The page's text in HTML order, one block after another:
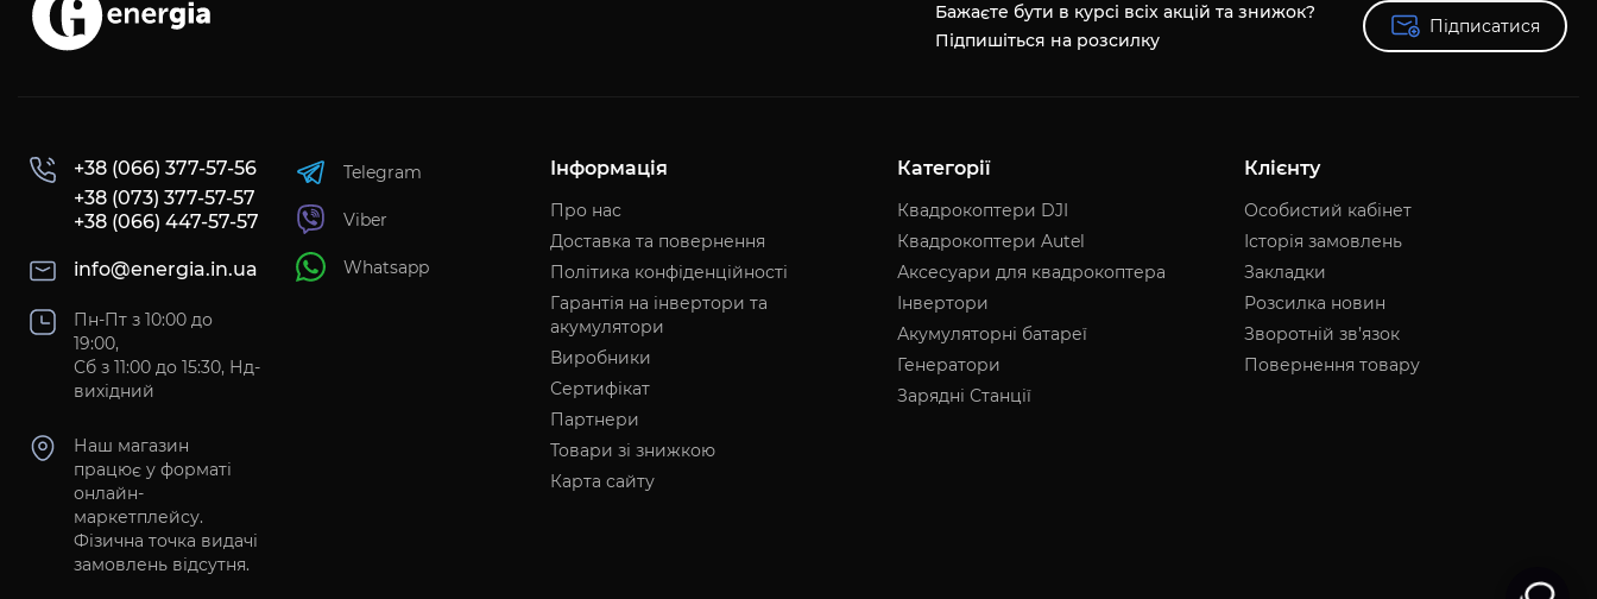
Бажаєте бути в курсі всіх акцій та знижок?
Підпишіться на розсилку
Підписатися
Підписатися
+38 (066) 377-57-56
+38 (073) 377-57-57
+38 (066) 447-57-57
info@energia.in.ua
Пн-Пт з 10:00 до
19:00,
Сб з 11:00 до 15:30, Нд-
вихідний
Наш магазин
працює у форматі
онлайн-
маркетплейсу.
Фізична точка видачі
замовлень відсутня.
Telegram
Viber
Whatsapp
Інформація
Про нас
Доставка та повернення
Політика конфіденційності
Гарантія на інвертори та
акумулятори
Виробники
Сертифікат
Партнери
Товари зі знижкою
Карта сайту
Категорії
Квадрокоптери DJI
Квадрокоптери Autel
Аксесуари для квадрокоптера
Інвертори
Акумуляторні батареї
Генератори
Зарядні Станції
Клієнту
Особистий кабінет
Історія замовлень
Закладки
Розсилка новин
Зворотній зв’язок
Повернення товару